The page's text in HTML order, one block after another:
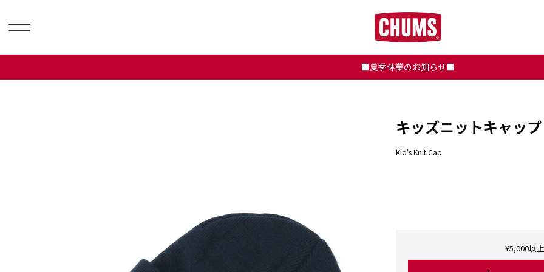
■夏季休業のお知らせ■
キッズニットキャップ
Kid's Knit Cap
¥5,000以